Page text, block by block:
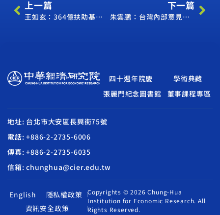
上一篇
王如玄：364億扶助基金 不動用勞工的錢
下一篇
朱雲鵬：台灣內部意見分歧 除早期收穫清單ECFA恐拖20年
四十週年院慶
學術典藏
張麗門紀念圖書館
董事課程專區
地址: 台北市大安區長興街75號
電話: +886-2-2735-6006
傳真: +886-2-2735-6035
信箱: chunghua@cier.edu.tw
English
隱私權政策
資訊安全政策
Copyrights © 2026 Chung-Hua
Institution for Economic Research. All
Rights Reserved.